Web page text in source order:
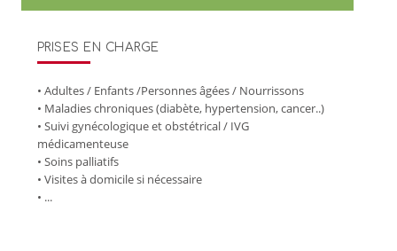
PRISES EN CHARGE
• Adultes / Enfants /Personnes âgées / Nourrissons
• Maladies chroniques (diabète, hypertension, cancer..)
• Suivi gynécologique et obstétrical / IVG
médicamenteuse
• Soins palliatifs
• Visites à domicile si nécessaire
• ...